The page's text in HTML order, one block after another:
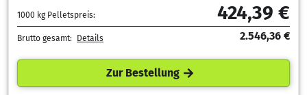
1000 kg Pelletspreis: 424,39 €
Brutto gesamt: Details 2.546,36 €
Zur Bestellung